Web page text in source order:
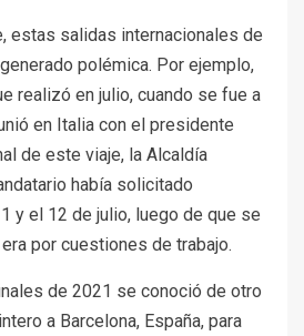
estas salidas internacionales de
polémica. Por ejemplo,
realizó en julio, cuando se fue a
en Italia con el presidente
de este viaje, la Alcaldía
había solicitado
y el 12 de julio, luego de que se
por cuestiones de trabajo.
de 2021 se conoció de otro
a Barcelona, España, para